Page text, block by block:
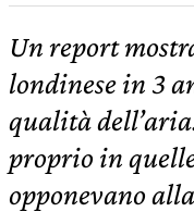
Un report
londinese in 3
qualità
proprio in
opponevano